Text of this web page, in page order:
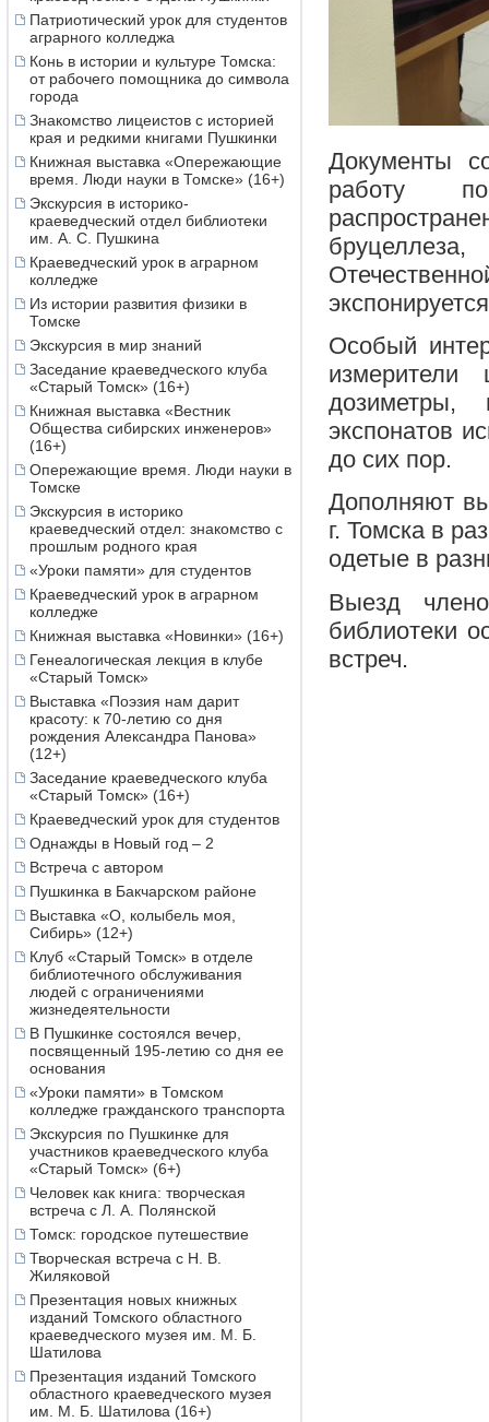
Патриотический урок для студентов
аграрного колледжа
Конь в истории и культуре Томска:
от рабочего помощника до символа
города
Знакомство лицеистов с историей
края и редкими книгами Пушкинки
Книжная выставка «Опережающие
время. Люди науки в Томске» (16+)
Экскурсия в историко-
краеведческий отдел библиотеки
им. А. С. Пушкина
Краеведческий урок в аграрном
колледже
Из истории развития физики в
Томске
Экскурсия в мир знаний
Заседание краеведческого клуба
«Старый Томск» (16+)
Книжная выставка «Вестник
Общества сибирских инженеров»
(16+)
Опережающие время. Люди науки в
Томске
Экскурсия в историко
краеведческий отдел: знакомство с
прошлым родного края
«Уроки памяти» для студентов
Краеведческий урок в аграрном
колледже
Книжная выставка «Новинки» (16+)
Генеалогическая лекция в клубе
«Старый Томск»
Выставка «Поэзия нам дарит
красоту: к 70-летию со дня
рождения Александра Панова»
(12+)
Заседание краеведческого клуба
«Старый Томск» (16+)
Краеведческий урок для студентов
Однажды в Новый год – 2
Встреча с автором
Пушкинка в Бакчарском районе
Выставка «О, колыбель моя,
Сибирь» (12+)
Клуб «Старый Томск» в отделе
библиотечного обслуживания
людей с ограничениями
жизнедеятельности
В Пушкинке состоялся вечер,
посвященный 195-летию со дня ее
основания
«Уроки памяти» в Томском
колледже гражданского транспорта
Экскурсия по Пушкинке для
участников краеведческого клуба
«Старый Томск» (6+)
Человек как книга: творческая
встреча с Л. А. Полянской
Томск: городское путешествие
Творческая встреча с Н. В.
Жиляковой
Презентация новых книжных
изданий Томского областного
краеведческого музея им. М. Б.
Шатилова
Презентация изданий Томского
областного краеведческого музея
им. М. Б. Шатилова (16+)
Документы
работу
Особый
дозиметры,
экспонатов
до сих пор.
Дополняют
г. Томска в
одетые в
Выезд
библиотеки
встреч.